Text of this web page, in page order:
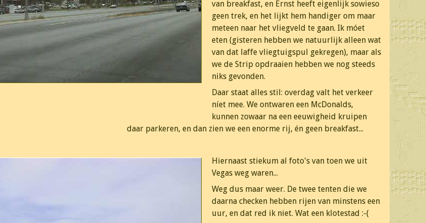
van breakfast, en Ernst heeft eigenlijk sowieso
geen trek, en het lijkt hem handiger om maar
meteen naar het vliegveld te gaan. Ik móet
eten (gisteren hebben we natuurlijk alleen wat
van dat laffe vliegtuigspul gekregen), maar als
we de Strip opdraaien hebben we nog steeds
niks gevonden.
Daar staat alles stil: overdag valt het verkeer
níet mee. We ontwaren een McDonalds,
kunnen zowaar na een eeuwigheid kruipen
daar parkeren, en dan zien we een enorme rij, én geen breakfast...
Hiernaast stiekum al foto's van toen we uit
Vegas weg waren...
Weg dus maar weer. De twee tenten die we
daarna checken hebben rijen van minstens een
uur, en dat red ik niet. Wat een klotestad :-(